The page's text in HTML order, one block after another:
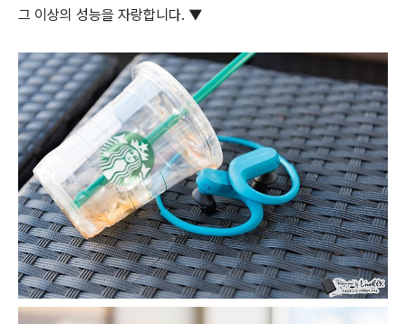
그 이상의 성능을 자랑합니다. ▼